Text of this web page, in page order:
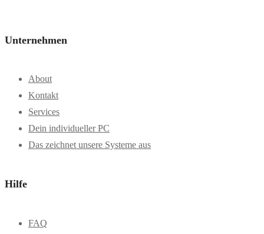
Unternehmen
About
Kontakt
Services
Dein individueller PC
Das zeichnet unsere Systeme aus
Hilfe
FAQ